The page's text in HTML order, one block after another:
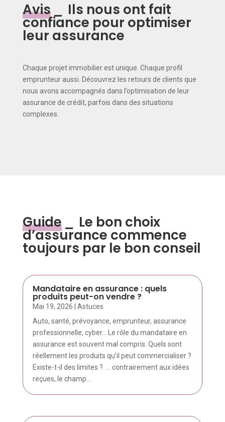
Avis _ Ils nous ont fait
confiance pour optimiser
leur assurance
Chaque projet immobilier est unique. Chaque profil
emprunteur aussi. Découvrez les retours de clients que
nous avons accompagnés dans l’optimisation de leur
assurance de crédit, parfois dans des situations
complexes.
Guide _ Le bon choix
d’assurance commence
toujours par le bon conseil
Mandataire en assurance : quels
produits peut-on vendre ?
Mai 19, 2026
Astuces
Auto, santé, prévoyance, emprunteur, assurance
professionnelle, cyber… Le rôle du mandataire en
assurance est souvent mal compris. Quels sont
réellement les produits qu’il peut commercialiser ?
Existe-t-il des limites ? ... contrairement aux idées
reçues, le champ...